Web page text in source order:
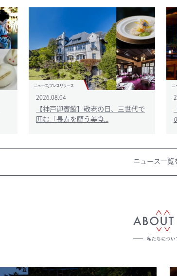
2026.08.04
【神戸迎賓館】敬老の日、三世代で
囲む「長寿を願う美食...
ニュース一覧